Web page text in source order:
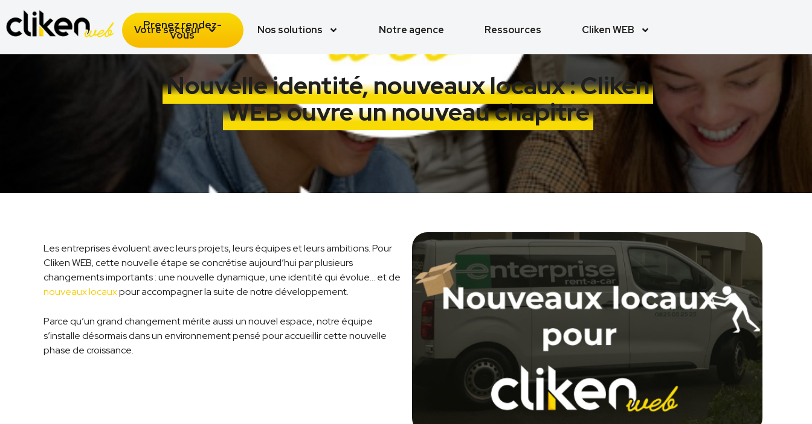
Votre secteur Nos solutions Notre agence Ressources Cliken WEB
Prenez rendez-
vous
Nouvelle identité, nouveaux locaux : Cliken
WEB ouvre un nouveau chapitre
Les entreprises évoluent avec leurs projets, leurs équipes et leurs ambitions. Pour
Cliken WEB, cette nouvelle étape se concrétise aujourd’hui par plusieurs
changements importants : une nouvelle dynamique, une identité qui évolue… et de
nouveaux locauxpour accompagner la suite de notre développement.
Parce qu’un grand changement mérite aussi un nouvel espace, notre équipe
s’installe désormais dans un environnement pensé pour accueillir cette nouvelle
phase de croissance.